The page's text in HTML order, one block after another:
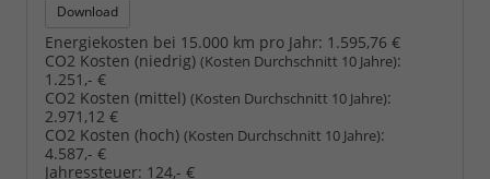
Download
Energiekosten bei 15.000 km pro Jahr: 1.595,76 €
CO2 Kosten (niedrig) (Kosten Durchschnitt 10 Jahre):
1.251,- €
CO2 Kosten (mittel) (Kosten Durchschnitt 10 Jahre):
2.971,12 €
CO2 Kosten (hoch) (Kosten Durchschnitt 10 Jahre):
4.587,- €
Jahressteuer: 124,- €